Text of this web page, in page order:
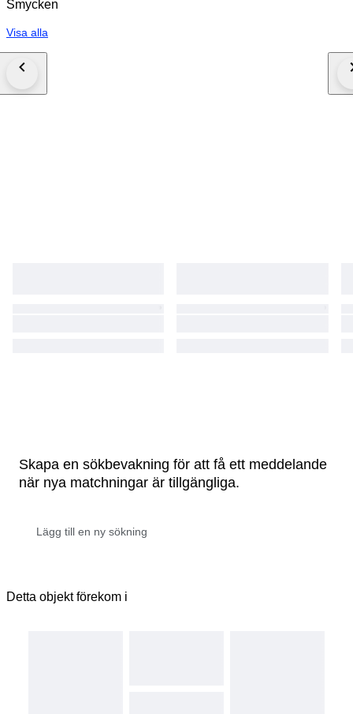
Smycken
Visa alla
Skapa en sökbevakning för att få ett meddelande
när nya matchningar är tillgängliga.
Detta objekt förekom i